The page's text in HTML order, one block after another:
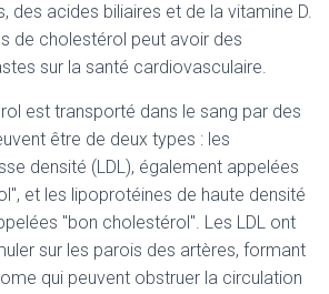
des acides biliaires et de la vitamine D.
de cholestérol peut avoir des
sur la santé cardiovasculaire.
est transporté dans le sang par des
être de deux types : les
densité (LDL), également appelées
et les lipoprotéines de haute densité
"bon cholestérol". Les LDL ont
sur les parois des artères, formant
qui peuvent obstruer la circulation